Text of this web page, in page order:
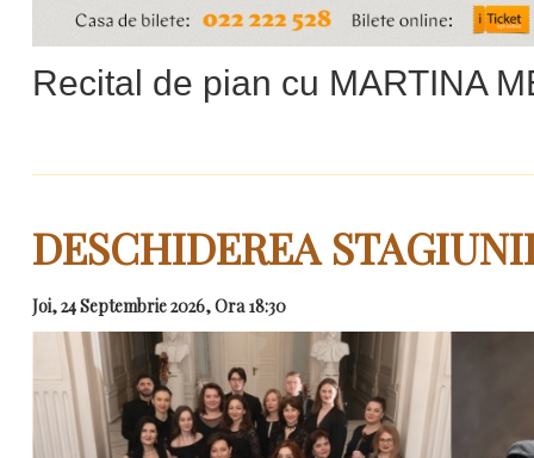
Recital de pian cu MARTINA
DESCHIDEREA
Joi, 24 Septembrie 2026, Ora 18:30